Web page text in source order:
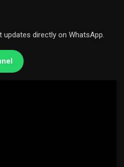
directly on WhatsApp.